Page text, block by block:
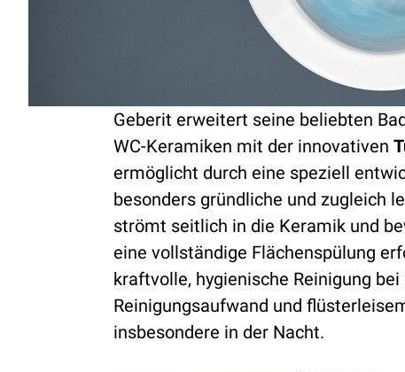
Geberit erweitert seine beliebten
WC-Keramiken mit der innovativen
ermöglicht durch eine speziell
besonders gründliche und zugleich
strömt seitlich in die Keramik und
eine vollständige Flächenspülung
kraftvolle, hygienische Reinigung
Reinigungsaufwand und
insbesondere in der Nacht.